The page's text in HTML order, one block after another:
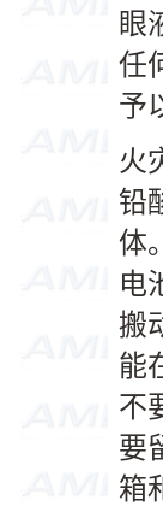
眼
任
予
火
铅
体。
电
搬
能
不
要
箱